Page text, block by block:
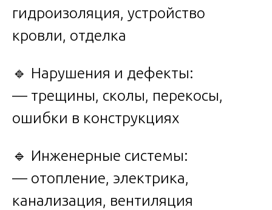
гидроизоляция, устройство
кровли, отделка
🔹 Нарушения и дефекты:
— трещины, сколы, перекосы,
ошибки в конструкциях
🔹 Инженерные системы:
— отопление, электрика,
канализация, вентиляция